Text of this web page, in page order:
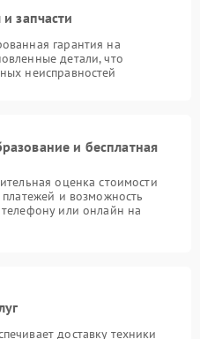
запчасти
гарантия на
детали, что
неисправностей
и бесплатная
оценка стоимости
и возможность
или онлайн на
доставку техники